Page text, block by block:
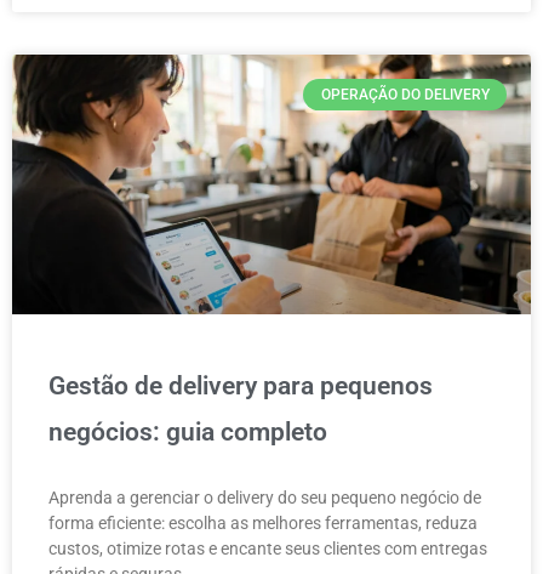
OPERAÇÃO DO DELIVERY
Gestão de delivery para pequenos
negócios: guia completo
Aprenda a gerenciar o delivery do seu pequeno negócio de
forma eficiente: escolha as melhores ferramentas, reduza
custos, otimize rotas e encante seus clientes com entregas